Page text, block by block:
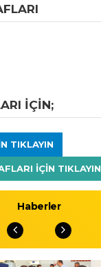
IÇIN;
TIKLAYIN
IÇIN TIKLAYIN
Haberler